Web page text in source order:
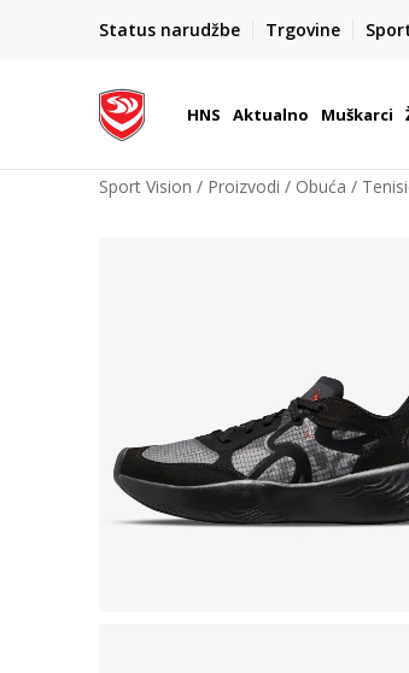
Status narudžbe TrgovineBOX NOW
Dostava 1,50 €
| Više od 800
HNS Aktualno Muškarci
Sport Vision Proizvodi Obuća